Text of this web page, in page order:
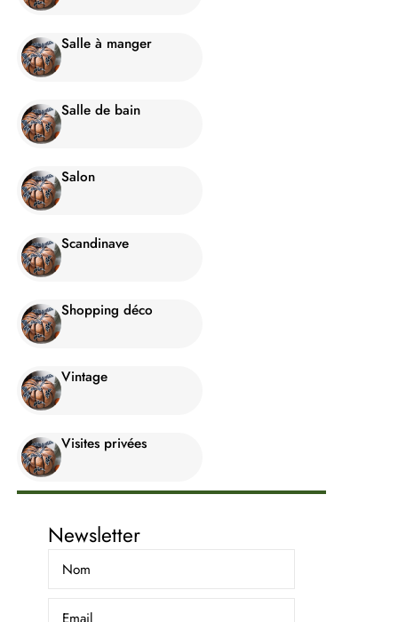
Salle à manger
Salle de bain
Salon
Scandinave
Shopping déco
Vintage
Visites privées
Newsletter